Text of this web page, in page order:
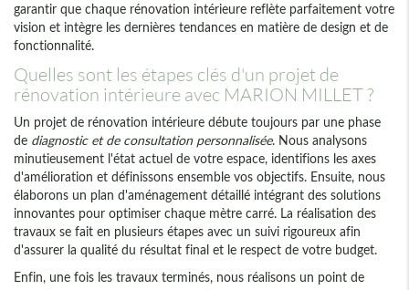
garantir que chaque rénovation intérieure reflète parfaitement votre
vision et intègre les dernières tendances en matière de design et de
fonctionnalité.
Quelles sont les étapes clés d'un projet de
rénovation intérieure avec MARION MILLET ?
Un projet de rénovation intérieure débute toujours par une phase
de diagnostic et de consultation personnalisée. Nous analysons
minutieusement l'état actuel de votre espace, identifions les axes
d'amélioration et définissons ensemble vos objectifs. Ensuite, nous
élaborons un plan d'aménagement détaillé intégrant des solutions
innovantes pour optimiser chaque mètre carré. La réalisation des
travaux se fait en plusieurs étapes avec un suivi rigoureux afin
d'assurer la qualité du résultat final et le respect de votre budget.
Enfin, une fois les travaux terminés, nous réalisons un point de